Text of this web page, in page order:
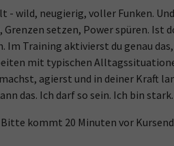
- wild, neugierig, voller Funken.
Grenzen setzen, Power spüren. Ist
Im Training aktivierst du genau
mit typischen
agierst und in deiner Kraft
das. Ich darf so sein. Ich bin stark.
kommt 20 Minuten vor